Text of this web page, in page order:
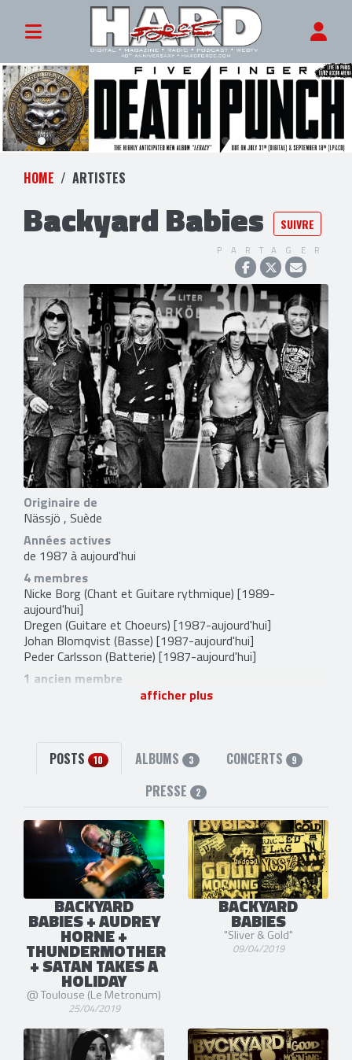
HOME ARTISTES
Backyard Babies SUIVRE
PARTAGER
Originaire de
Nässjö , Suède
Années actives
de 1987 à aujourd'hui
4 membres
Nicke Borg(Chant et Guitare rythmique) [1989-
aujourd'hui]
Dregen (Guitare et Choeurs) [1987-aujourd'hui]
Johan Blomqvist (Basse) [1987-aujourd'hui]
Peder Carlsson (Batterie) [1987-aujourd'hui]
1 ancien membre
(Chant et Basse) [1987-1989]
afficher plus
POSTS 10 ALBUMS 3 CONCERTS 9
PRESSE 2
BACKYARD
BABIES + AUDREY
HORNE +
THUNDERMOTHER
+ SATAN TAKES A
HOLIDAY
@ Toulouse (Le Metronum)
25/04/2019
BACKYARD
BABIES
"Sliver & Gold"
09/04/2019